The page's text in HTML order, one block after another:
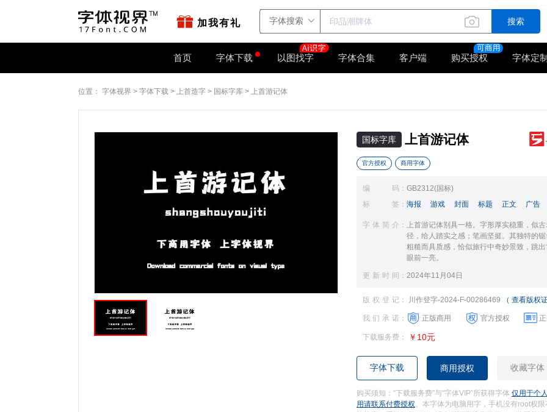
加我有礼 搜索
首页 字体下载 以图找字 字体合集 客户端 购买授权 字体定
位置： 字体视界 > 字体下载 > 上首造字 > 国标字库 > 上首游记体
国标字库 上首游记体
官方授权 商用字体
编码 ： GB2312(国标)
标签 ： 海报 游戏 封面 标题 正文 广告
字体简介 ：
上首游记体别具一格。字形厚实稳重，似
径，给人踏实之感；笔画坚挺。其独特的
粗糙而具质感，恰似旅行中奇妙景致，跳
眼前一亮。
更新时间 ： 2024年11月04日
版权登记 ： 川作登字-2024-F-00286469 （ 查看版权
我们承诺 ： 正版商用 官方授权
下载服务费 ： ￥10元
字体下载 商用授权 收藏字体
购买须知：“下载服务费”与“字体VIP”所获得字体 仅用于个
用请联系付费授权。本字体为电脑用字，手机没有root权